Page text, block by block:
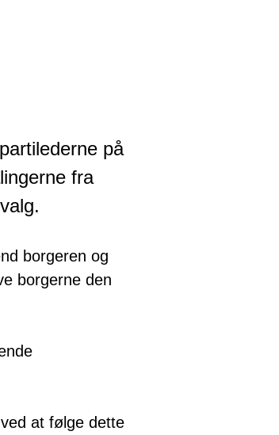
på
fra
borgeren og
borgerne den
at følge dette